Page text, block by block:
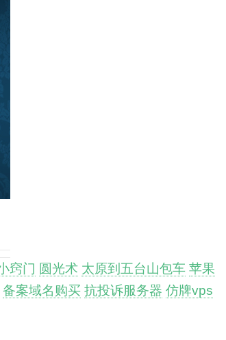
窍门 圆光术 太原到五台山包车 苹果
备案域名购买 抗投诉服务器 仿牌vps